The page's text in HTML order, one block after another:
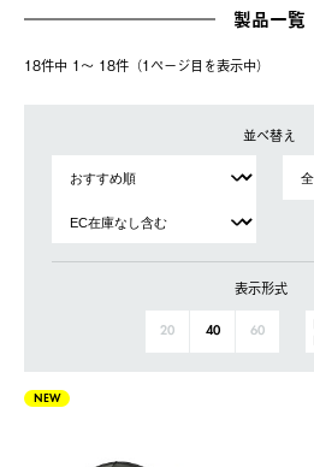
製品一覧
18件中 1〜 18件（1ページ⽬を表⽰中）
並べ替え
表示形式
20 40 60
NEW